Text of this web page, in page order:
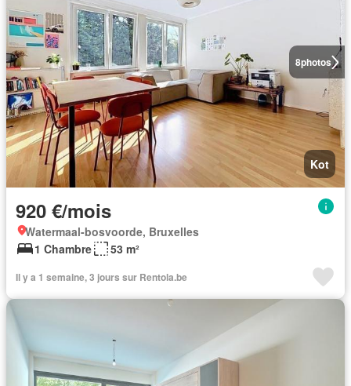
8photos
Kot
920 €/mois
Watermaal-bosvoorde, Bruxelles
1 Chambre
53 m²
Il y a 1 semaine, 3 jours sur Rentola.be